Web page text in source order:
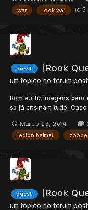
Notice do ot. Bem vindo
Créditos: Techlook Oque
war rook war (e 5
quest [Rook
um tópico no fórum
Bom eu fiz imagens
só já ensinam tudo.
cave possuímos: 4 Large
Março 23, 2014
legion helmet
quest [Rook
um tópico no fórum